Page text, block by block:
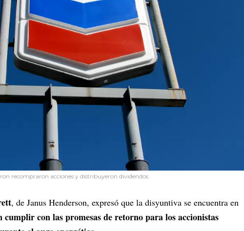
recompraron acciones y distribuyeron dividendos.
, de Janus Henderson, expresó que la disyuntiva se encuentra en
con las promesas de retorno para los accionistas